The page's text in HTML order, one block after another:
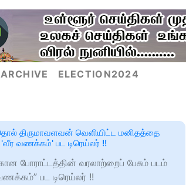
ARCHIVE ELECTION2024
தொல் திருமாவளவன் வெளியிட்ட மனிதத்தை
'வீர வணக்கம்' பட டிரெய்லர் !!
போராட்டத்தின் வரலாற்றைப் பேசும் படம்
பட டிரெய்லர் !!